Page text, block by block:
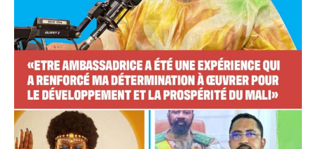
ANNUEL MENSUEL
CHOISIR LE FORFAIT